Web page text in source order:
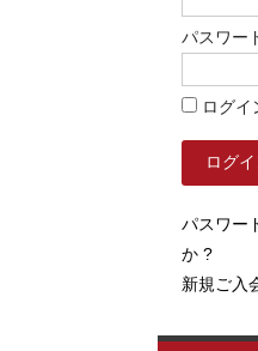
パスワー
ログイ
パスワー
か ?
新規ご入